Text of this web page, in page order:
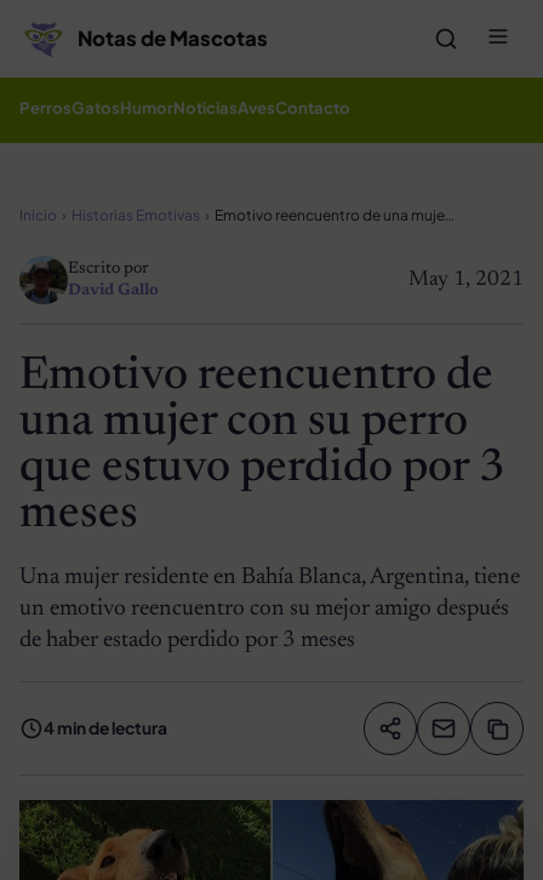
Notas de Mascotas
PerrosGatosHumorNoticiasAvesContacto
Inicio Historias Emotivas Emotivo reencuentro de una mujer con su perro que estuvo perdido por 3 meses
May 1, 2021
Escrito por
David Gallo
Emotivo reencuentro de
una mujer con su perro
que estuvo perdido por 3
meses
Una mujer residente en Bahía Blanca, Argentina, tiene
un emotivo reencuentro con su mejor amigo después
de haber estado perdido por 3 meses
4 min de lectura Compartir